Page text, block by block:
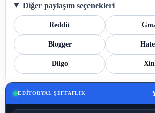
Diğer paylaşım seçenekleri
Reddit
Blogger
Diigo
EDITORYAL ŞEFFAFLIK